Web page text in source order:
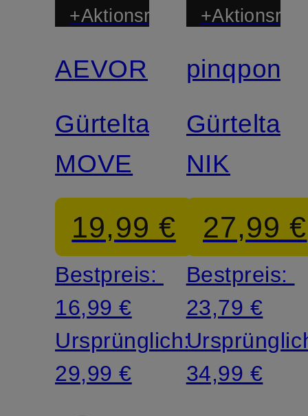
+Aktionsrabatt
Zertifiziert
AEVOR
Gürteltasche
MOVE
19,99 €
Bestpreis:
16,99 €
Ursprünglich:
29,99 €
pinqponq
NIK
27,99 €
Bestpreis:
23,79 €
34,99 €